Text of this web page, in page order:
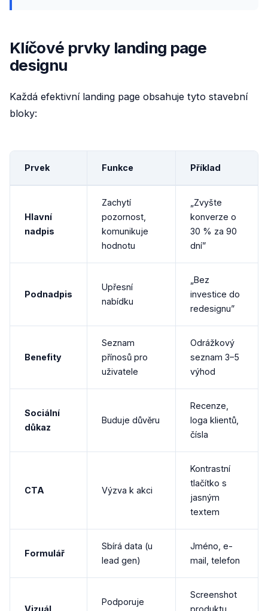
Klíčové prvky landing page
designu
Každá efektivní landing page obsahuje tyto stavební
bloky:
Prvek Funkce Příklad
Hlavní
nadpis
Zachytí
pozornost,
komunikuje
hodnotu
„Zvyšte
konverze o
30 % za 90
dní”
Podnadpis
Upřesní
nabídku
„Bez
investice do
redesignu”
Benefity
Seznam
přínosů pro
uživatele
Odrážkový
seznam 3–5
výhod
Sociální
důkaz
Buduje důvěru
Recenze,
loga klientů,
čísla
CTA Výzva k akci
Kontrastní
tlačítko s
jasným
textem
Formulář
Sbírá data (u
lead gen)
Jméno, e-
mail, telefon
Vizuál
Podporuje
Screenshot
produktu,